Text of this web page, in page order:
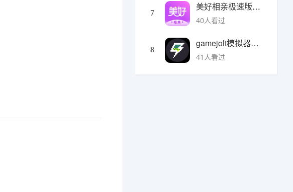
7
美好相亲极速版下载
40人看过
8
gamejolt模拟器下载
41人看过